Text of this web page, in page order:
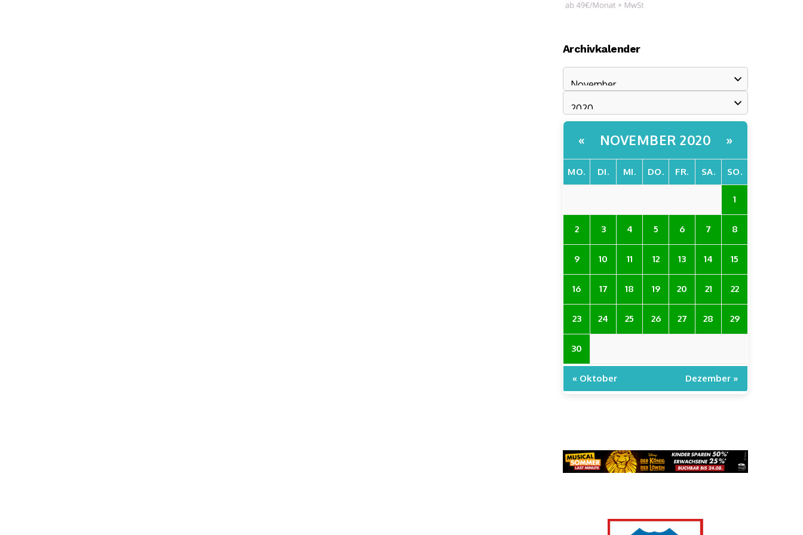
Archivkalender
« NOVEMBER 2020 »
MO. DI. MI. DO. FR. SA. SO.
1
2 3 4 5 6 7 8
9 10 11 12 13 14 15
16 17 18 19 20 21 22
23 24 25 26 27 28 29
30
« Oktober Dezember »